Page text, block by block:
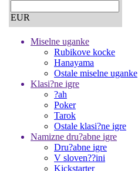
EUR
Miselne uganke
Rubikove kocke
Hanayama
Ostale miselne uganke
Klasi?ne igre
?ah
Poker
Tarok
Ostale klasi?ne igre
Namizne dru?abne igre
Dru?abne igre
V sloven??ini
Kickstarter